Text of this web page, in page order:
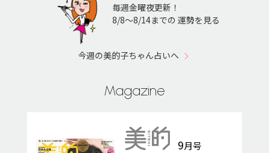
毎週金曜夜更新！
8/8〜8/14までの 運勢を見る
今週の美的子ちゃん占いへ
Magazine
9月号